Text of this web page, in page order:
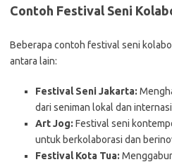
Contoh Festival Seni
Beberapa contoh festival seni
antara lain:
Festival Seni Jakarta:
dari seniman lokal dan
Art Jog: Festival seni
untuk berkolaborasi dan
Festival Kota Tua: